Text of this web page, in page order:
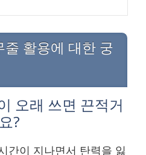
줄 활용에 대한 궁
오래 쓰면 끈적거
?
간이 지나면서 탄력을 잃